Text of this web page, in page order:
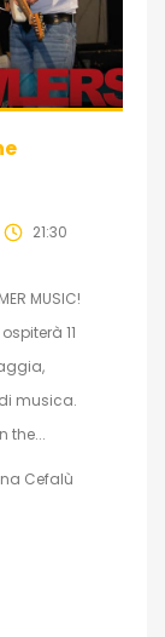
21:30
MUSIC!
11
musica.
the...
Cefalù